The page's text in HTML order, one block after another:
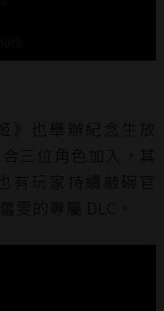
》也舉辦紀念生放
三位角色加入，其
有玩家持續敲碗官
雯的專屬 DLC。